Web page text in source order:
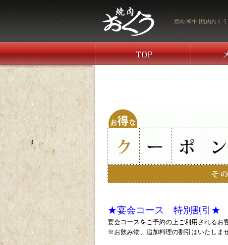
焼肉 和牛 [焼肉おく
★宴会コース 特別割引★
宴会コースをご予約の上ご利用されるお
※お飲み物、追加料理の割引はいたしませ